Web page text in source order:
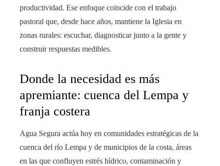
productividad. Ese enfoque coincide con el trabajo
pastoral que, desde hace años, mantiene la Iglesia en
zonas rurales: escuchar, diagnosticar junto a la gente y
construir respuestas medibles.
Donde la necesidad es más
apremiante: cuenca del Lempa y
franja costera
Agua Segura actúa hoy en comunidades estratégicas de la
cuenca del río Lempa y de municipios de la costa, áreas
en las que confluyen estrés hídrico, contaminación y